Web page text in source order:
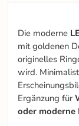
Die moderne
mit goldenen
originelles
wird.
Ergänzung für
oder moderne